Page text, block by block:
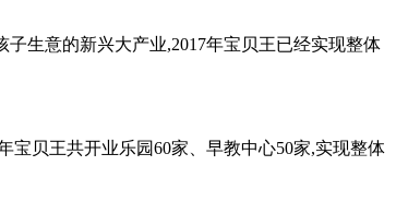
生意的新兴大产业,2017年宝贝王已经实现整体
宝贝王共开业乐园60家、早教中心50家,实现整体